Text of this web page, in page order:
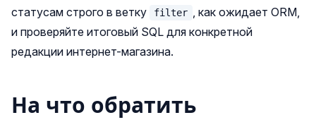
статусам строго в ветку
filter , как ожидает ORM,
и проверяйте итоговый SQL для конкретной
редакции интернет-магазина.
На что обратить